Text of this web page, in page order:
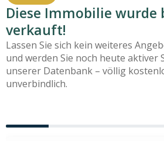
Diese Immobilie wurde
verkauft!
Lassen Sie sich kein weiteres
und werden Sie noch heute aktiver
unserer Datenbank – völlig
unverbindlich.